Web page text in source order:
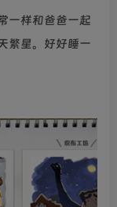
一样和爸爸一起
繁星。好好睡一